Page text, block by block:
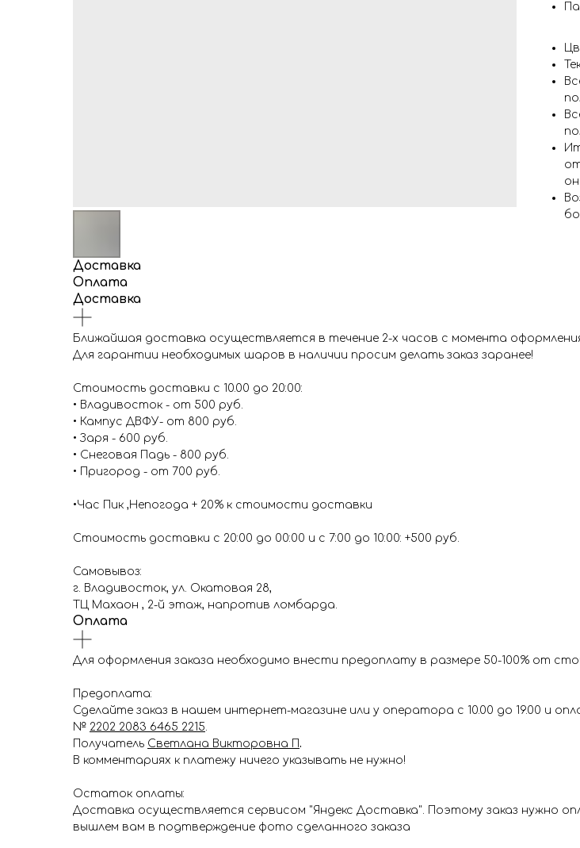
Доставка
Оплата
Доставка
Ближайшая доставка осуществляется в течение 2-х часов с момента
Для гарантии необходимых шаров в наличии просим делать заказ заранее!
Стоимость доставки с 10.00 до 20:00:
• Владивосток - от 500 руб.
• Кампус ДВФУ- от 800 руб.
• Заря - 600 руб.
• Снеговая Падь - 800 руб.
• Пригород - от 700 руб.
•Час Пик ,Непогода + 20% к стоимости доставки
Стоимость доставки с 20:00 до 00:00 и с 7:00 до 10:00: +500 руб.
Самовывоз:
г. Владивосток, ул. Окатовая 28,
ТЦ Махаон , 2-й этаж, напротив ломбарда.
Оплата
Для оформления заказа необходимо внести предоплату в размере 50-100% от
Предоплата:
Сделайте заказ в нашем интернет-магазине или у оператора с 10.00 до 19.00 и
№ 2202 2083 6465 2215.
Получатель Светлана Викторовна П.
В комментариях к платежу ничего указывать не нужно!
Остаток оплаты:
Доставка осуществляется сервисом "Яндекс Доставка". Поэтому заказ нужно
вышлем вам в подтверждение фото сделанного заказа